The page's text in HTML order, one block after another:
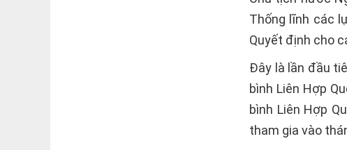
Thống lĩnh các
Quyết định cho
Đây là lần đầu
bình Liên Hợp
bình Liên Hợp
tham gia vào